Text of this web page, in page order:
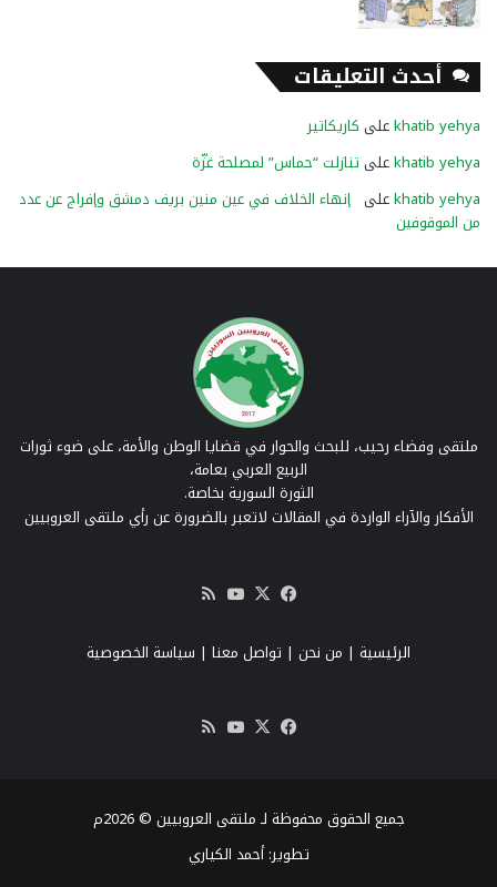
أحدث التعليقات
khatib yehyaعلى كاريكاتير
khatib yehyaعلى تنازلت “حماس” لمصلحة غزّة
khatib yehyaعلى إنهاء الخلاف في عين منين بريف دمشق وإفراج عن عدد
من الموقوفين
ملتقى وفضاء رحيب، للبحث والحوار في قضايا الوطن والأمة، على ضوء ثورات
الربيع العربي بعامة،
الثورة السورية بخاصة.
الأفكار والآراء الواردة في المقالات لاتعبر بالضرورة عن رأي ملتقى العروبيين
فيسبوك
‫X
‫YouTube
RSS
الرئيسية | من نحن | تواصل معنا | سياسة الخصوصية
فيسبوك
‫X
‫YouTube
جميع الحقوق محفوظة لـ ملتقى العروبيين © 2026م
تطوير:أحمد الكياري